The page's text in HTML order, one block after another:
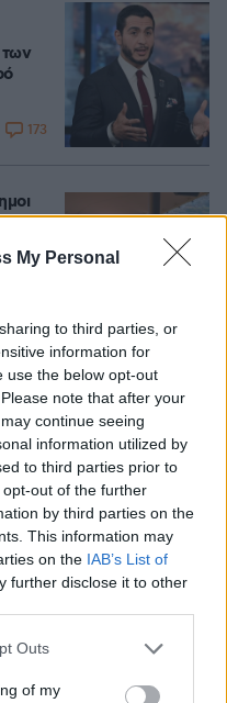
My Personal
to third parties, or
information for
use the below opt-out
note that after your
continue seeing
information utilized by
to third parties prior to
out of the further
by third parties on the
This information may
on the IAB’s List of
further disclose it to other
one or more Google
You may click to
Outs
of my
των
173
100.00%
σε
113
Στη